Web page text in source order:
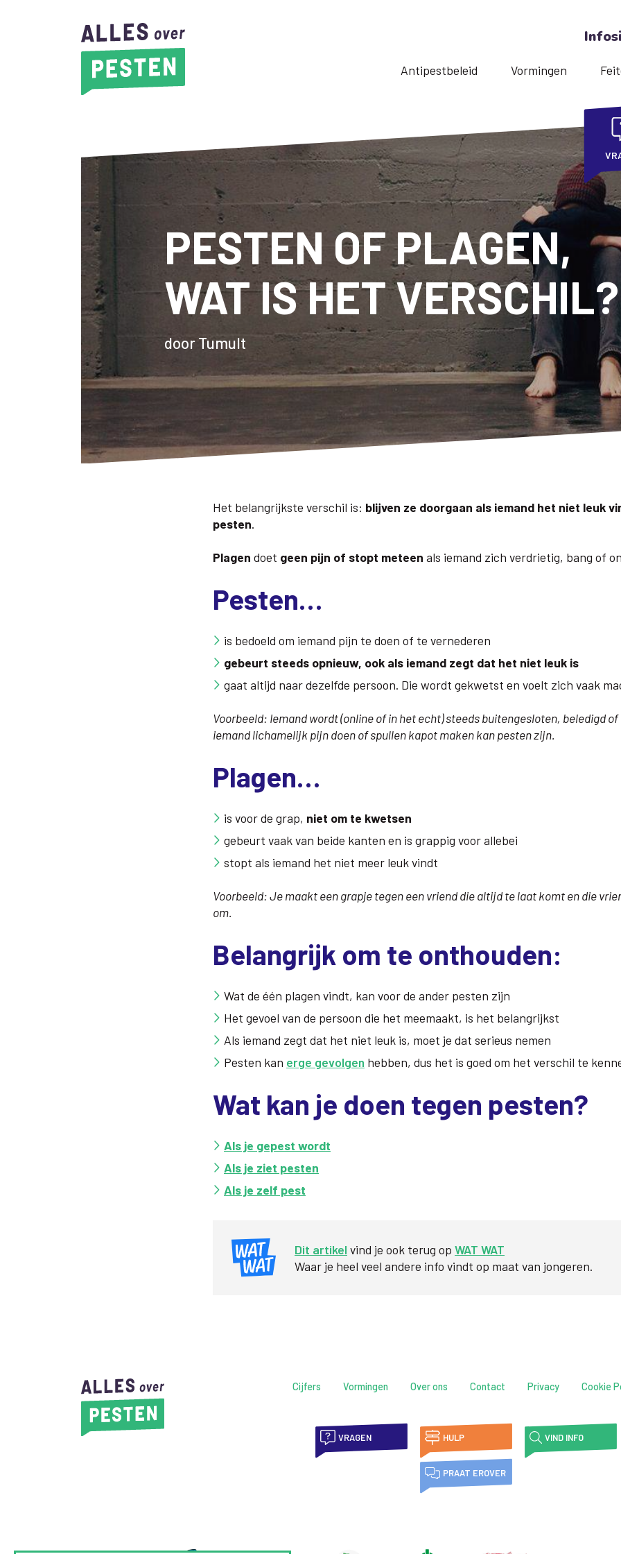
Antipestbeleid Vormingen
PESTEN OF PLAGEN,
WAT IS HET VERSCHIL?
door Tumult
Het belangrijkste verschil is: blijven ze doorgaan als iemand het niet leuk
pesten.
Plagen doet geen pijn of stopt meteen als iemand zich verdrietig, bang of
Pesten…
is bedoeld om iemand pijn te doen of te vernederen
gebeurt steeds opnieuw, ook als iemand zegt dat het niet leuk is
gaat altijd naar dezelfde persoon. Die wordt gekwetst en voelt zich vaak
Voorbeeld: Iemand wordt (online of in het echt) steeds buitengesloten, beledigd
iemand lichamelijk pijn doen of spullen kapot maken kan pesten zijn.
Plagen…
is voor de grap, niet om te kwetsen
gebeurt vaak van beide kanten en is grappig voor allebei
stopt als iemand het niet meer leuk vindt
Voorbeeld: Je maakt een grapje tegen een vriend die altijd te laat komt en die
om.
Belangrijk om te onthouden:
Wat de één plagen vindt, kan voor de ander pesten zijn
Het gevoel van de persoon die het meemaakt, is het belangrijkst
Als iemand zegt dat het niet leuk is, moet je dat serieus nemen
Pesten kan erge gevolgen hebben, dus het is goed om het verschil te
Wat kan je doen tegen pesten?
Als je gepest wordt
Als je ziet pesten
Als je zelf pest
Dit artikel vind je ook terug op WAT WAT
Waar je heel veel andere info vindt op maat van jongeren.
Cijfers Vormingen Over ons Contact Privacy Cookie
VRAGEN HULP VIND INFO
PRAAT EROVER